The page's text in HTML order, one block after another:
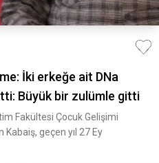
İki erkeğe ait DNa
Büyük bir zulümle gitti
Fakültesi Çocuk Gelişimi
Kabaiş, geçen yıl 27 Ey